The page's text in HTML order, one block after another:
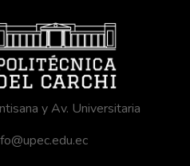
y Av. Universitaria